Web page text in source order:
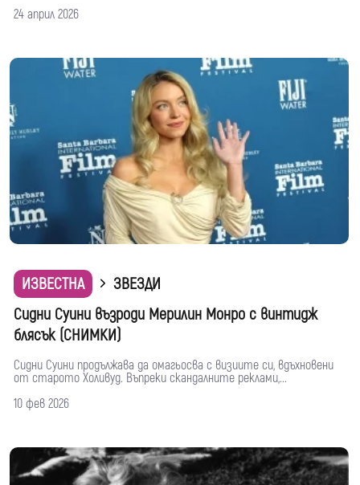
24 април 2026
ИЗВЕСТНА
ЗВЕЗДИ
Сидни Суини възроди Мерилин Монро с винтидж
блясък (СНИМКИ)
Сидни Суини продължава да омагьосва с визиите си, вдъхновени
от старото Холивуд. Въпреки скандалните реклами,...
10 фев 2026